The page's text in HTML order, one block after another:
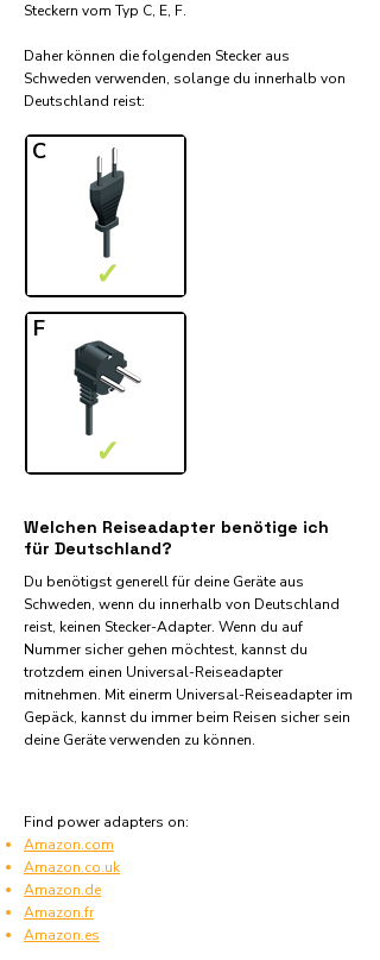
Steckern vom Typ C, E, F.
Daher können die folgenden Stecker aus
Schweden verwenden, solange du innerhalb von
Deutschland reist:​
C
✓
F
✓
Welchen Reiseadapter benötige ich
für Deutschland?
Du benötigst generell für deine Geräte aus
Schweden, wenn du innerhalb von Deutschland
reist, keinen Stecker-Adapter. Wenn du auf
Nummer sicher gehen möchtest, kannst du
trotzdem einen Universal-Reiseadapter
mitnehmen. Mit einerm Universal-Reiseadapter im
Gepäck, kannst du immer beim Reisen sicher sein
deine Geräte verwenden zu können.
Find power adapters on:
Amazon.com
Amazon.co.uk
Amazon.de
Amazon.fr
Amazon.es